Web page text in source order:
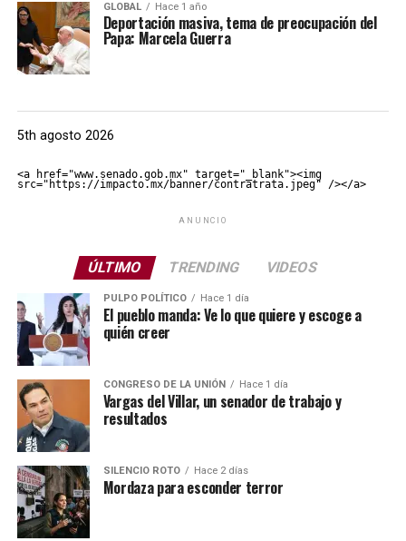
GLOBAL Hace 1 año
Deportación masiva, tema de preocupación del
Papa: Marcela Guerra
5th agosto 2026
<a href="www.senado.gob.mx" target="_blank"><img
src="https://impacto.mx/banner/contratrata.jpeg" /></a>
ANUNCIO
ÚLTIMO TRENDING VIDEOS
PULPO POLÍTICO Hace 1 día
El pueblo manda: Ve lo que quiere y escoge a
quién creer
CONGRESO DE LA UNIÓN Hace 1 día
Vargas del Villar, un senador de trabajo y
resultados
SILENCIO ROTO Hace 2 días
Mordaza para esconder terror